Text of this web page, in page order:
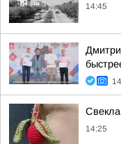
14:45
14:25